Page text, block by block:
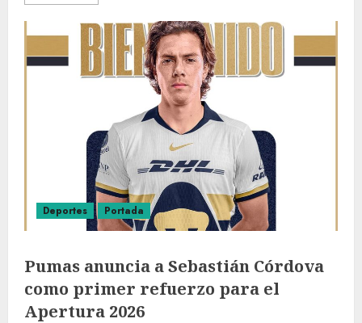
Deportes Portada
Pumas anuncia a Sebastián Córdova
como primer refuerzo para el
Apertura 2026